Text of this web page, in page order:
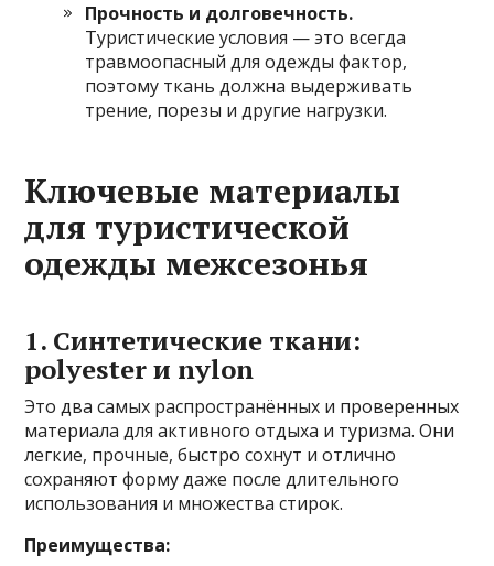
Прочность и долговечность.
Туристические условия — это всегда
травмоопасный для одежды фактор,
поэтому ткань должна выдерживать
трение, порезы и другие нагрузки.
Ключевые материалы
для туристической
одежды межсезонья
1. Синтетические ткани:
polyester и nylon
Это два самых распространённых и проверенных
материала для активного отдыха и туризма. Они
легкие, прочные, быстро сохнут и отлично
сохраняют форму даже после длительного
использования и множества стирок.
Преимущества: